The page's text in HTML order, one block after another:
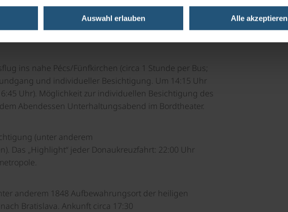
Auswahl erlauben Alle akzeptieren
um 13:00 Uhr. Mittagsteller. Bezug der Kabinen um
ins nahe Pécs/Fünfkirchen (circa 1 Stunde per Bus;
und individueller Besichtigung. Um 14:15 Uhr
Uhr). Möglichkeit zur individuellen Besichtigung des
Abendessen Unterhaltungsabend im Bordtheater.
(unter anderem
Das „Highlight“ jeder Donaukreuzfahrt: 22:00 Uhr
anderem 1848 Aufbewahrungsort der heiligen
Bratislava. Ankunft circa 17:30